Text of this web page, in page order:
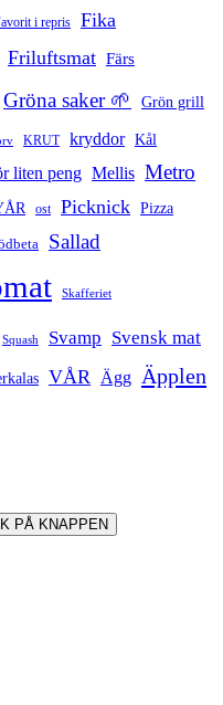
i repris Fika
Friluftsmat Färs
Gröna saker 🌱 Grön grill
KRUT kryddor Kål
liten peng Mellis Metro
ost Picknick Pizza
Sallad
Skafferiet
Squash Svamp Svensk mat
VÅR Ägg Äpplen
PÅ KNAPPEN